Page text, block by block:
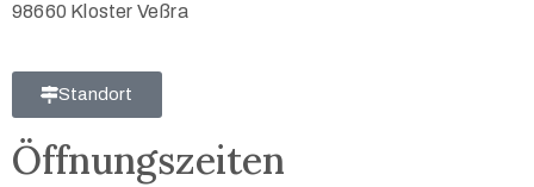
98660 Kloster Veßra
Standort
Öffnungszeiten